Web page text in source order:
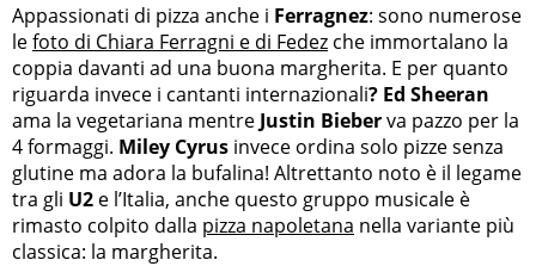
Appassionati di pizza anche i Ferragnez: sono numerose
lefoto di Chiara Ferragni e di Fedez che immortalano la
coppia davanti ad una buona margherita. E per quanto
riguarda invece i cantanti internazionali? Ed Sheeran
ama la vegetariana mentre Justin Bieberva pazzo per la
4 formaggi. Miley Cyrus invece ordina solo pizze senza
glutine ma adora la bufalina! Altrettanto noto è il legame
tra gli U2 e l’Italia, anche questo gruppo musicale è
rimasto colpito dalla pizza napoletana nella variante più
classica: la margherita.